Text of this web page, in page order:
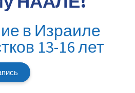
в Израиле
13-16 лет
вы находитесь